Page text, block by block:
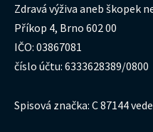
Zdravá výživa aneb škopek
Příkop 4, Brno 602 00
IČO: 03867081
číslo účtu: 6333628389/0800
Spisová značka: C 87144